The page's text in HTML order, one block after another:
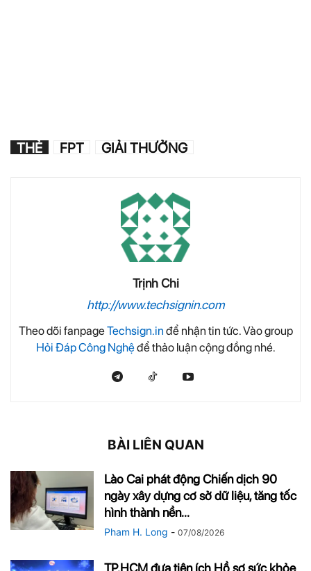
THẺ FPT GIẢI THƯỞNG
Trịnh Chi
http://www.techsignin.com
Theo dõi fanpageTechsign.in để nhận tin tức. Vào group
Hỏi Đáp Công Nghệđể thảo luận cộng đồng nhé.
BÀI LIÊN QUAN
Lào Cai phát động Chiến dịch 90
ngày xây dựng cơ sở dữ liệu, tăng tốc
hình thành nền...
Pham H. Long - 07/08/2026
TP.HCM đưa tiện ích Hồ sơ sức khỏe